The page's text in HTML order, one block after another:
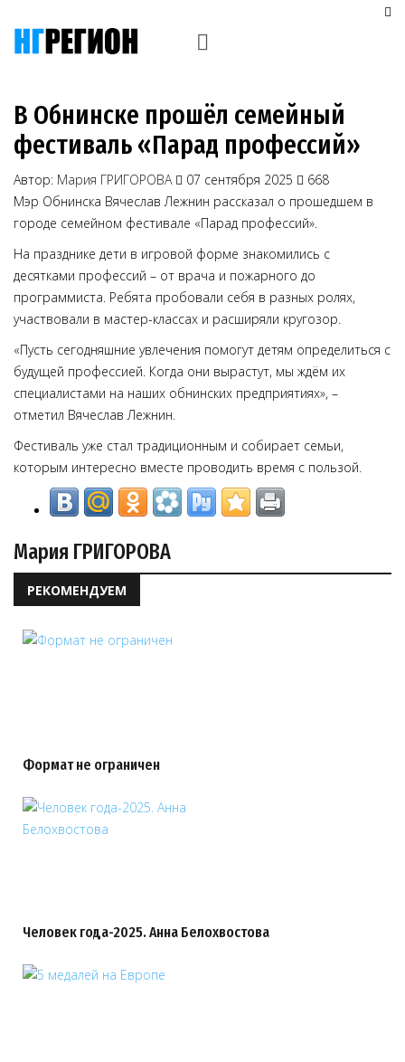
В Обнинске прошёл семейный
фестиваль «Парад профессий»
Автор: Мария ГРИГОРОВА 07 сентября 2025
668
Мэр Обнинска Вячеслав Лежнин рассказал о прошедшем в
городе семейном фестивале «Парад профессий».
На празднике дети в игровой форме знакомились с
десятками профессий – от врача и пожарного до
программиста. Ребята пробовали себя в разных ролях,
участвовали в мастер-классах и расширяли кругозор.
«Пусть сегодняшние увлечения помогут детям определиться с
будущей профессией. Когда они вырастут, мы ждём их
специалистами на наших обнинских предприятиях», –
отметил Вячеслав Лежнин.
Фестиваль уже стал традиционным и собирает семьи,
которым интересно вместе проводить время с пользой.
Мария ГРИГОРОВА
РЕКОМЕНДУЕМ
Формат не ограничен
Человек года-2025. Анна Белохвостова